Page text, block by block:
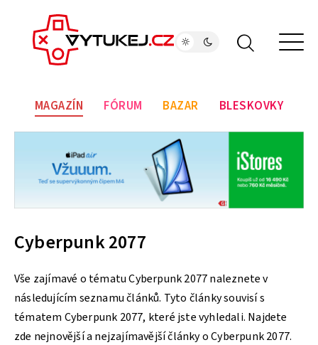
MAGAZÍN FÓRUM BAZAR BLESKOVKY
Cyberpunk 2077
Vše zajímavé o tématu Cyberpunk 2077 naleznete v
následujícím seznamu článků. Tyto články souvisí s
tématem Cyberpunk 2077, které jste vyhledali. Najdete
zde nejnovější a nejzajímavější články o Cyberpunk 2077.